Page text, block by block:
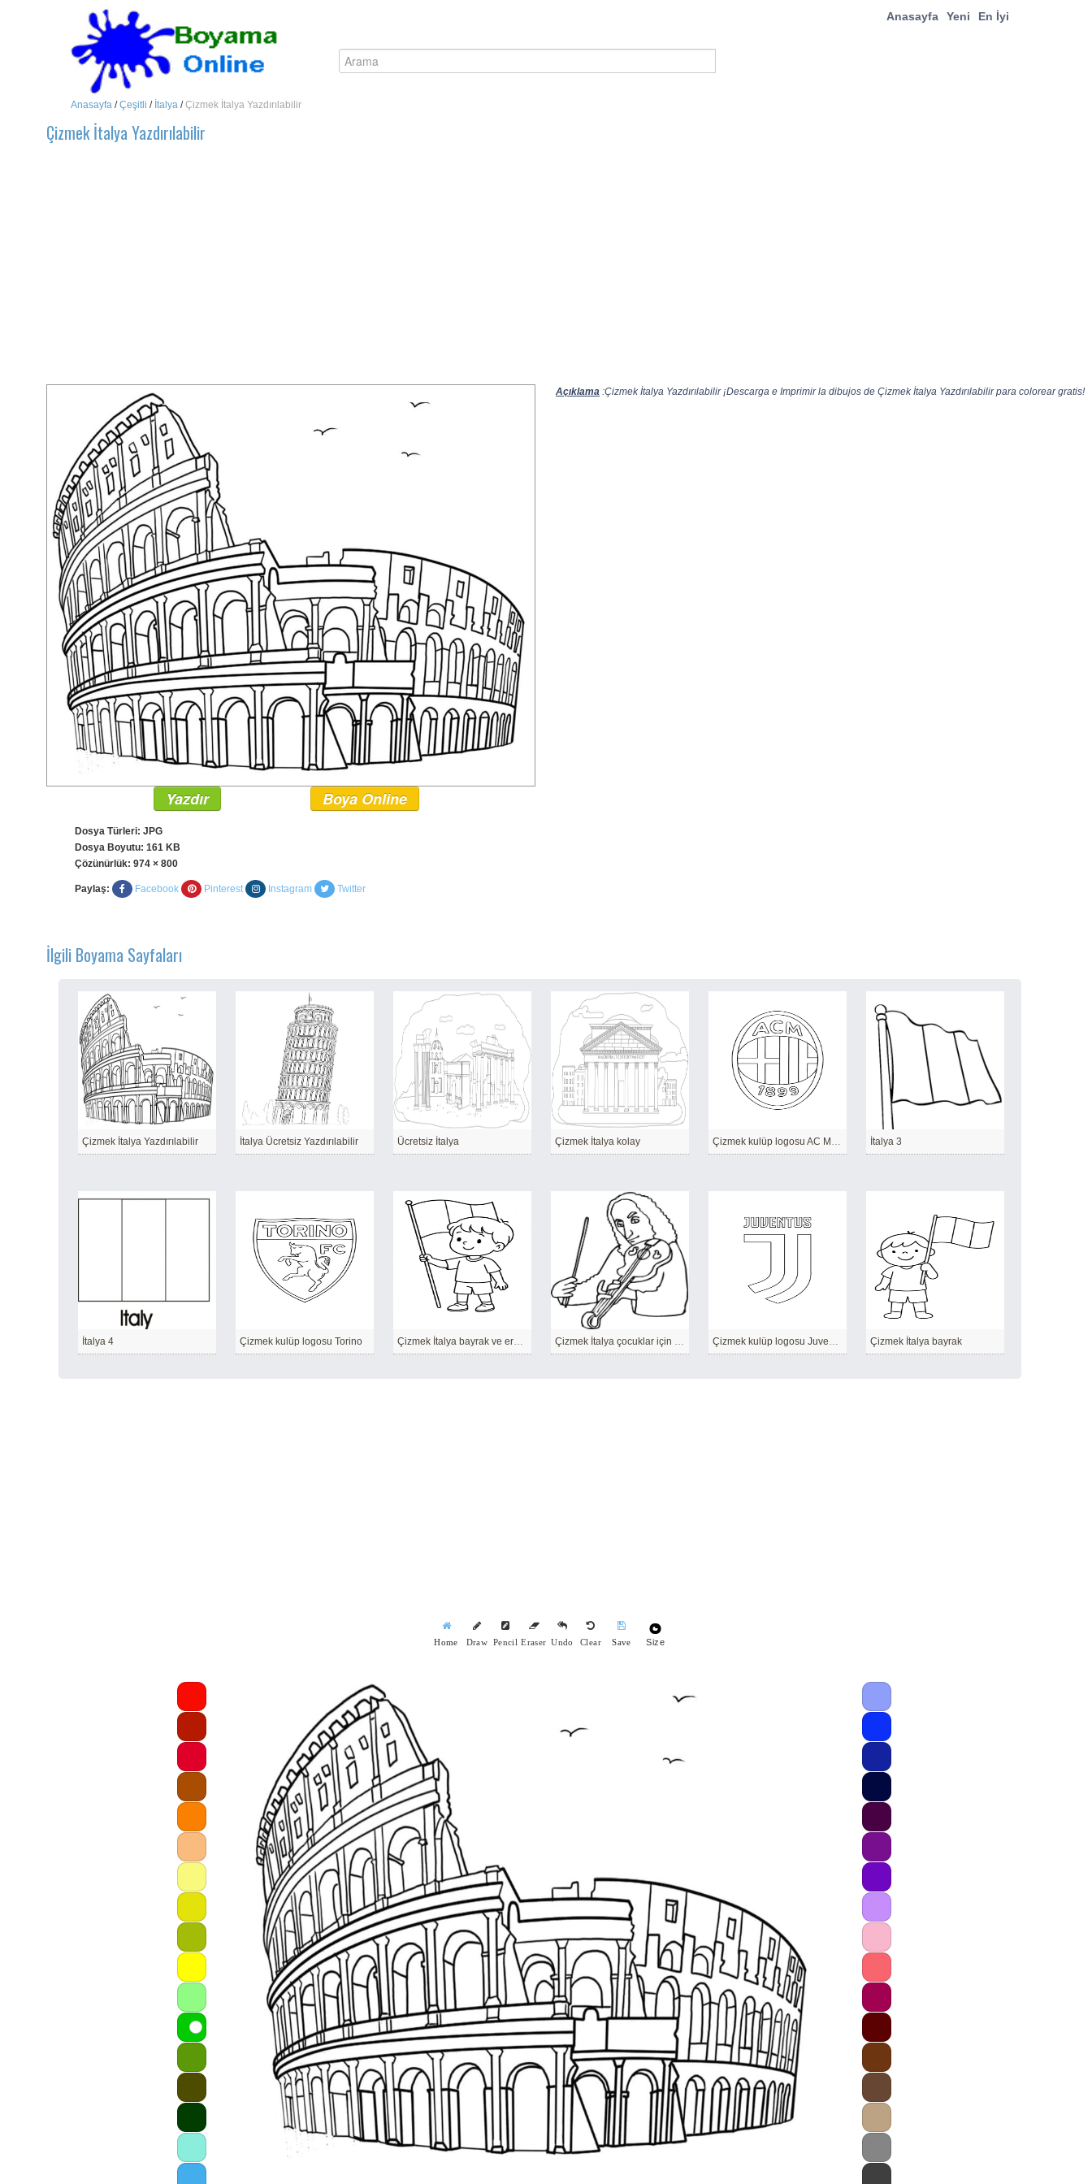
Anasayfa Yeni En İyi
Anasayfa /Çeşitli / İtalya /Çizmek İtalya Yazdırılabilir
Çizmek İtalya Yazdırılabilir
Açıklama :Çizmek İtalya Yazdırılabilir ¡Descarga e Imprimir la dibujos de Çizmek İtalya Yazdırılabilir para colorear gratis!
Yazdır Boya Online
Dosya Türleri: JPG
Dosya Boyutu: 161 KB
Çözünürlük: 974 × 800
Paylaş: Facebook Pinterest Instagram Twitter
İlgili Boyama Sayfaları
Çizmek İtalya Yazdırılabilir İtalya Ücretsiz Yazdırılabilir Ücretsiz İtalya Çizmek İtalya kolay Çizmek kulüp logosu AC Milan İtalya 3
İtalya 4 Çizmek kulüp logosu Torino Çizmek İtalya bayrak ve erkek çocuk Çizmek İtalya çocuklar için yazdırılabilir Çizmek kulüp logosu Juventus Çizmek İtalya bayrak
Home Draw Pencil Eraser Undo Clear Save Size